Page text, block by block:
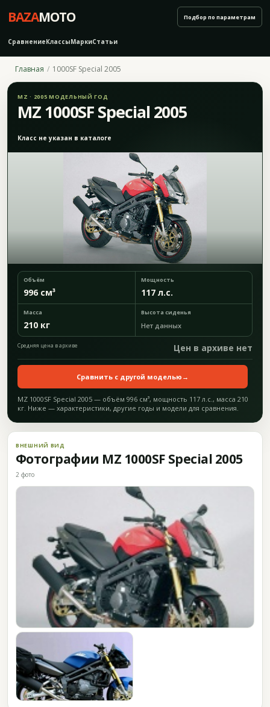
BAZAMOTO
СравнениеКлассыМаркиСтатьи
Подбор по параметрам
Главная 1000SF Special 2005
MZ · 2005 МОДЕЛЬНЫЙ ГОД
MZ 1000SF Special 2005
Класс не указан в каталоге
Объём
996 см³
Мощность
117 л.с.
Масса
210 кг
Высота сиденья
Нет данных
Средняя цена в архиве Цен в архиве нет
Сравнить с другой моделью →
MZ 1000SF Special 2005 — объём 996 см³, мощность 117 л.с., масса 210
кг. Ниже — характеристики, другие годы и модели для сравнения.
ВНЕШНИЙ ВИД
Фотографии MZ 1000SF Special 2005
2 фото